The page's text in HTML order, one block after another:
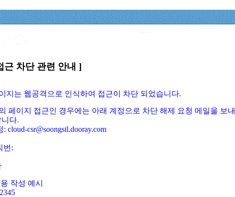
근 차단 관련 안내 ]
지는 웹공격으로 인식하여 접근이 차단 되었습니다.
페이지 접근인 경우에는 아래 계정으로 차단 해제 요청 메일을 보내
다.
cloud-csr@soongsil.dooray.com
번:
작성 예시